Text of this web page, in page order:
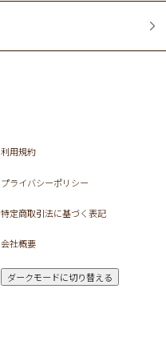
利用規約
プライバシーポリシー
特定商取引法に基づく表記
会社概要
ダークモードに切り替える